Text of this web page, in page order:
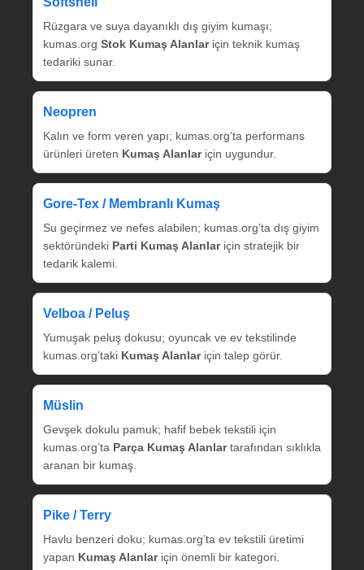
Rüzgara ve suya dayanıklı dış giyim kumaşı;
kumas.org Stok Kumaş Alanlariçin teknik kumaş
tedariki sunar.
Neopren
Kalın ve form veren yapı; kumas.org’ta performans
ürünleri üreten Kumaş Alanlariçin uygundur.
Gore‑Tex / Membranlı Kumaş
Su geçirmez ve nefes alabilen; kumas.org’ta dış giyim
sektöründeki Parti Kumaş Alanlariçin stratejik bir
tedarik kalemi.
Velboa / Peluş
Yumuşak peluş dokusu; oyuncak ve ev tekstilinde
kumas.org’taki Kumaş Alanlariçin talep görür.
Müslin
Gevşek dokulu pamuk; hafif bebek tekstili için
kumas.org’ta Parça Kumaş Alanlartarafından sıklıkla
aranan bir kumaş.
Pike / Terry
Havlu benzeri doku; kumas.org’ta ev tekstili üretimi
yapan Kumaş Alanlariçin önemli bir kategori.